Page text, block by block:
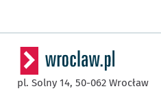
pl. Solny 14, 50-062 Wrocław